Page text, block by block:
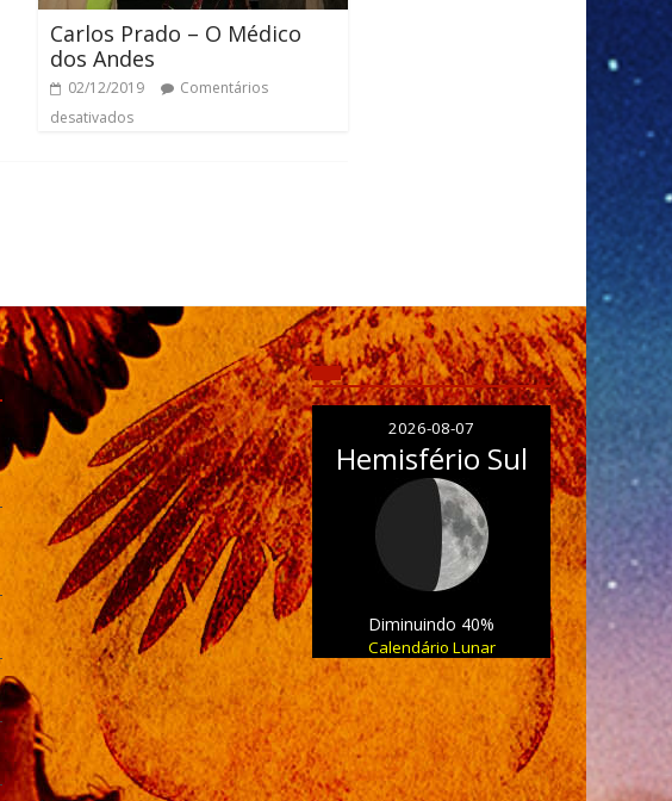
Carlos Prado – O Médico
dos Andes
02/12/2019
Comentários
desativados
2026-08-07
Hemisfério Sul
Diminuindo 40%
Calendário Lunar